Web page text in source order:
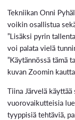
Tekniikan Onni
voikin osallistua
”Lisäksi pyrin
voi palata vielä
”Käytännössä tämä
kuvan Zoomin
Tiina Järvelä
vuorovaikutteisia
tyyppisiä tehtäviä,